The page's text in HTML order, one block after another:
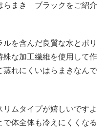
らまき ブラックをご紹介
を含んだ良質な水とポリ
殊な加工繊維を使用して作
蒸れにくいはらまきなんで
ムタイプが嬉しいですよ
体全体も冷えにくくなる